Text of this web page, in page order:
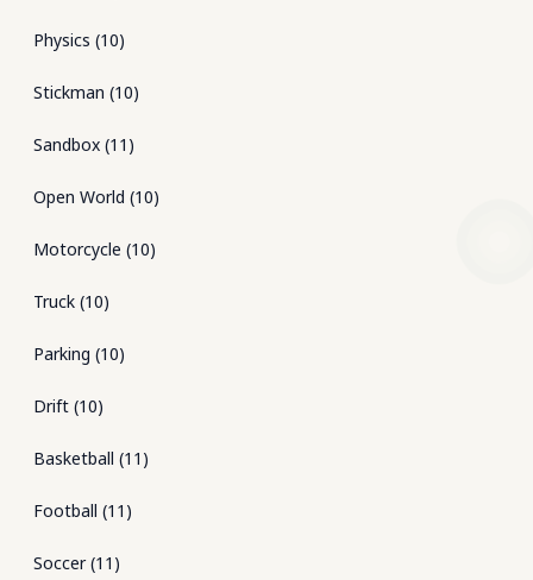
Physics (10)
Stickman (10)
Sandbox (11 )
Open World (10)
Motorcycle (10)
Truck (10)
Parking (10)
Drift (10)
Basketball (11 )
Football (11 )
Soccer(11 )